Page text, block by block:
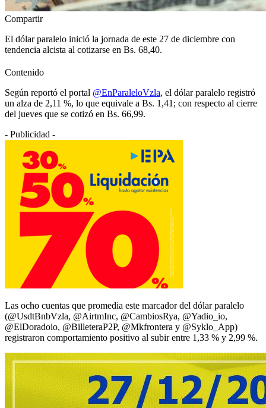
Compartir
El dólar paralelo inició la jornada de este 27 de diciembre con
tendencia alcista al cotizarse en Bs. 68,40.
Contenido
Según reportó el portal @EnParaleloVzla, el dólar paralelo registró
un alza de 2,11 %, lo que equivale a Bs. 1,41; con respecto al cierre
del jueves que se cotizó en Bs. 66,99.
- Publicidad -
Las ocho cuentas que promedia este marcador del dólar paralelo
(@UsdtBnbVzla, @AirtmInc, @CambiosRya, @Yadio_io,
@ElDoradoio, @BilleteraP2P, @Mkfrontera y @Syklo_App)
registraron comportamiento positivo al subir entre 1,33 % y 2,99 %.